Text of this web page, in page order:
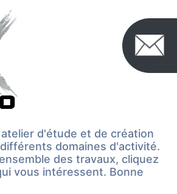
atelier d'étude et de création
domaines d'activité.
des travaux, cliquez
vous intéressent. Bonne